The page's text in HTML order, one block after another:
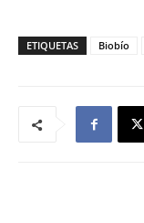
ETIQUETAS Biobío